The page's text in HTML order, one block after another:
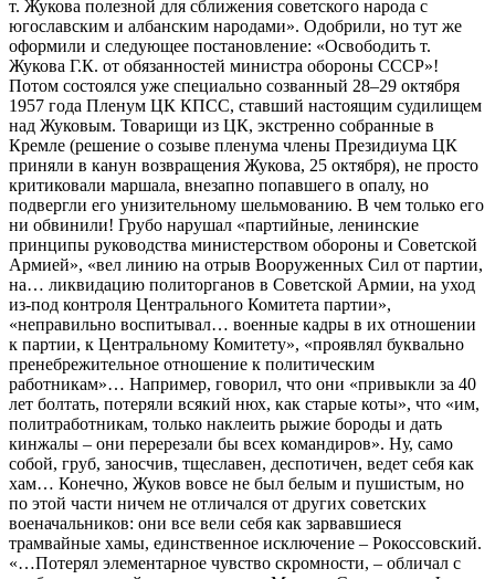
т. Жукова полезной для сближения советского народа с
югославским и албанским народами». Одобрили, но тут же
оформили и следующее постановление: «Освободить т.
Жукова Г.К. от обязанностей министра обороны СССР»!
Потом состоялся уже специально созванный 28–29 октября
1957 года Пленум ЦК КПСС, ставший настоящим судилищем
над Жуковым. Товарищи из ЦК, экстренно собранные в
Кремле (решение о созыве пленума члены Президиума ЦК
приняли в канун возвращения Жукова, 25 октября), не просто
критиковали маршала, внезапно попавшего в опалу, но
подвергли его унизительному шельмованию. В чем только его
ни обвинили! Грубо нарушал «партийные, ленинские
принципы руководства министерством обороны и Советской
Армией», «вел линию на отрыв Вооруженных Сил от партии,
на… ликвидацию политорганов в Советской Армии, на уход
из-под контроля Центрального Комитета партии»,
«неправильно воспитывал… военные кадры в их отношении
к партии, к Центральному Комитету», «проявлял буквально
пренебрежительное отношение к политическим
работникам»… Например, говорил, что они «привыкли за 40
лет болтать, потеряли всякий нюх, как старые коты», что «им,
политработникам, только наклеить рыжие бороды и дать
кинжалы – они перерезали бы всех командиров». Ну, само
собой, груб, заносчив, тщеславен, деспотичен, ведет себя как
хам… Конечно, Жуков вовсе не был белым и пушистым, но
по этой части ничем не отличался от других советских
военачальников: они все вели себя как зарвавшиеся
трамвайные хамы, единственное исключение – Рокоссовский.
«…Потерял элементарное чувство скромности, – обличал с